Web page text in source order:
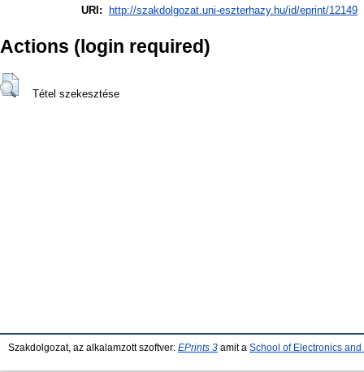
URI:
http://szakdolgozat.uni-eszterhazy.hu/id/eprint/12149
Actions (login required)
Tétel szekesztése
Szakdolgozat, az alkalamzott szoftver: EPrints 3 amit a School of Electronics